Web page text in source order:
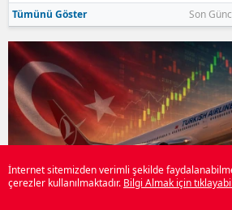
İnternet sitemizden verimli şekilde
çerezler kullanılmaktadır. Bilgi Almak için
Tümünü Göster Son